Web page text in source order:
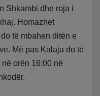
Shkambi dhe roja i
Homazhet
të mbahen ditën e
Më pas Kalaja do të
orën 16:00 në